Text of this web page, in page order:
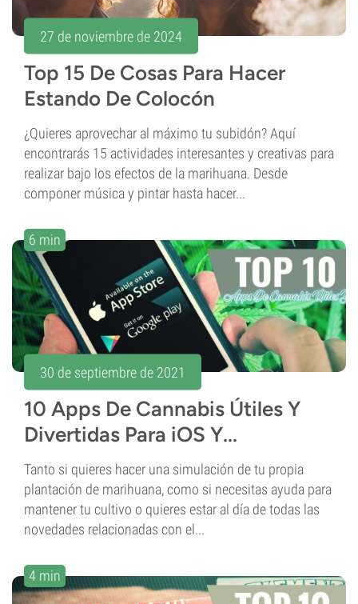
27 de noviembre de 2024
Top 15 De Cosas Para Hacer
Estando De Colocón
¿Quieres aprovechar al máximo tu subidón? Aquí
encontrarás 15 actividades interesantes y creativas para
realizar bajo los efectos de la marihuana. Desde
componer música y pintar hasta hacer...
6 min
30 de septiembre de 2021
10 Apps De Cannabis Útiles Y
Divertidas Para iOS Y...
Tanto si quieres hacer una simulación de tu propia
plantación de marihuana, como si necesitas ayuda para
mantener tu cultivo o quieres estar al día de todas las
novedades relacionadas con el...
4 min